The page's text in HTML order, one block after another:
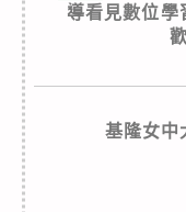
導看見數位學
基隆女